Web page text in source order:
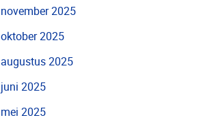
november 2025
oktober 2025
augustus 2025
juni 2025
mei 2025